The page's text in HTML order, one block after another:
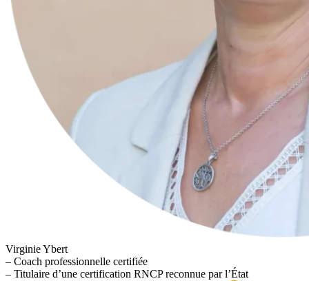
Virginie Ybert
– Coach professionnelle certifiée
– Titulaire d’une certification RNCP reconnue par l’État